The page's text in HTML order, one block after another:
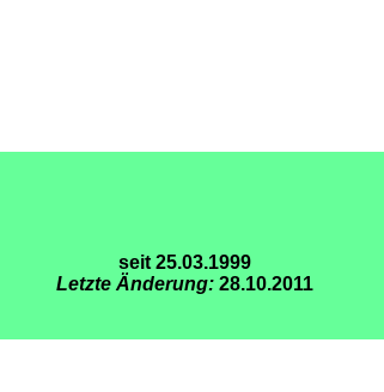
seit 25.03.1999
Letzte Änderung: 28.10.2011